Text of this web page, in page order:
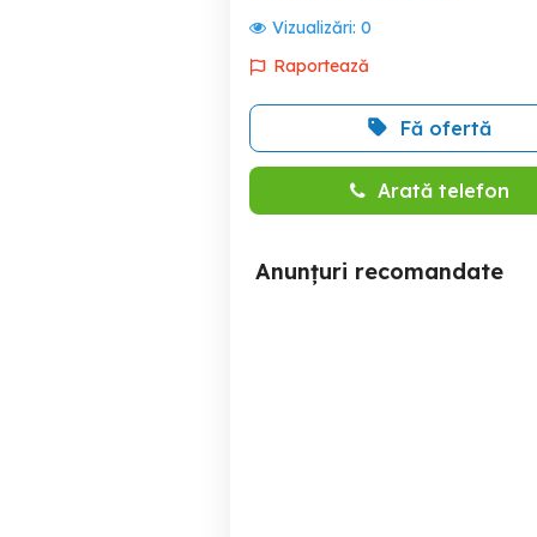
Vizualizări: 0
Raportează
Fă ofertă
Arată telefon
Anunțuri recomandate